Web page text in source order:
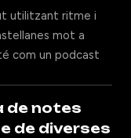
utilitzant ritme i
mot a
com un podcast
de notes
de diverses